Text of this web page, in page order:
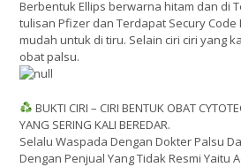
Berbentuk Ellips berwarna hitam dan di
tulisan Pfizer dan Terdapat Secury Code
mudah untuk di tiru. Selain ciri ciri yang
obat palsu.
BUKTI CIRI – CIRI BENTUK OBAT
YANG SERING KALI BEREDAR.
Selalu Waspada Dengan Dokter Palsu
Dengan Penjual Yang Tidak Resmi Yaitu